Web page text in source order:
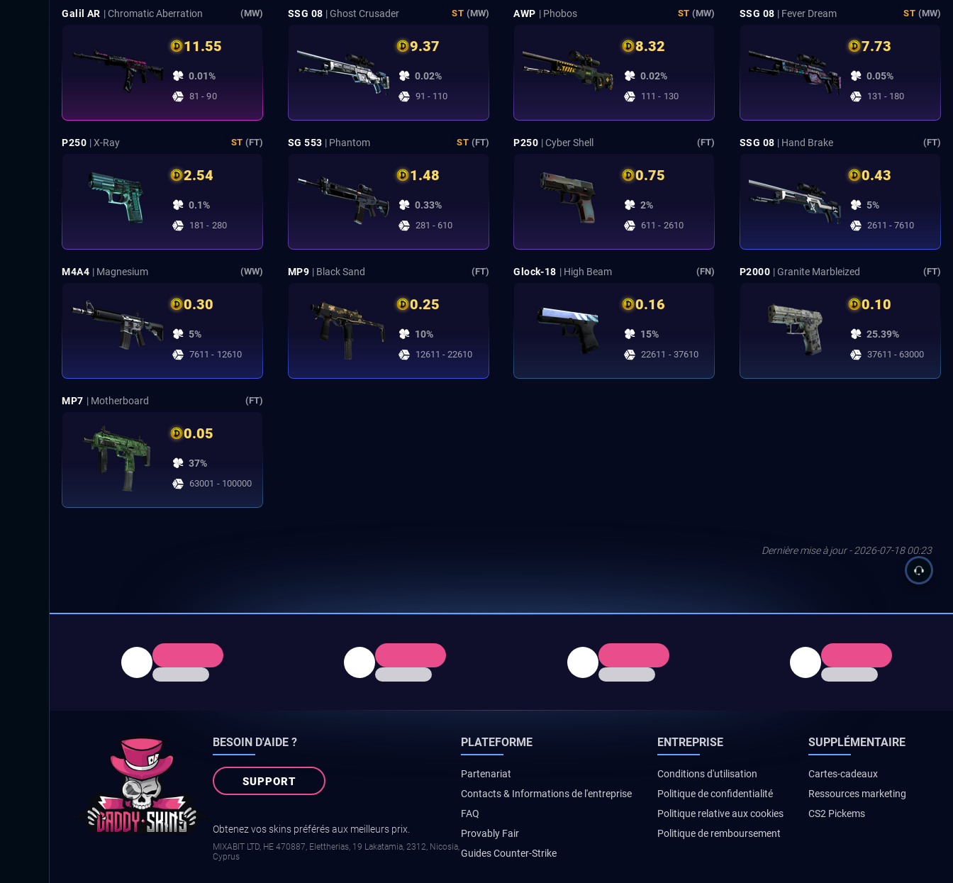
Galil AR | Chromatic Aberration (MW)
11.55
0.01%
81 - 90
SSG 08 | Ghost Crusader ST (MW)
9.37
0.02%
91 - 110
AWP | Phobos ST (MW)
8.32
0.02%
111 - 130
SSG 08 | Fever Dream ST (MW)
7.73
0.05%
131 - 180
P250 | X-Ray ST (FT)
2.54
0.1%
181 - 280
SG 553 | Phantom ST (FT)
1.48
0.33%
281 - 610
P250 | Cyber Shell (FT)
0.75
2%
611 - 2610
SSG 08 | Hand Brake (FT)
0.43
5%
2611 - 7610
M4A4 | Magnesium (WW)
0.30
5%
7611 - 12610
MP9 | Black Sand (FT)
0.25
10%
12611 - 22610
Glock-18 | High Beam (FN)
0.16
15%
22611 - 37610
P2000 | Granite Marbleized (FT)
0.10
25.39%
37611 - 63000
MP7 | Motherboard (FT)
0.05
37%
63001 - 100000
Dernière mise à jour - 2026-07-18 00:23
BESOIN D'AIDE ?
SUPPORT
Obtenez vos skins préférés aux meilleurs prix.
MIXABIT LTD, ΗΕ 470887, Elettherias, 19 Lakatamia, 2312, Nicosia,
Cyprus
PLATEFORME
Partenariat
Contacts & Informations de l'entreprise
FAQ
Provably Fair
Guides Counter-Strike
ENTREPRISE
Conditions d'utilisation
Politique de confidentialité
Politique relative aux cookies
Politique de remboursement
SUPPLÉMENTAIRE
Cartes-cadeaux
Ressources marketing
CS2 Pickems